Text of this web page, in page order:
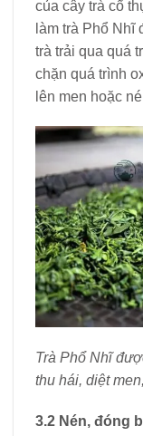
của cây trà cổ
làm trà Phổ Nhĩ
trà trải qua quá
chặn quá trình
lên men hoặc
Trà Phổ Nhĩ
thu hái, diệt
3.2 Nén, đóng